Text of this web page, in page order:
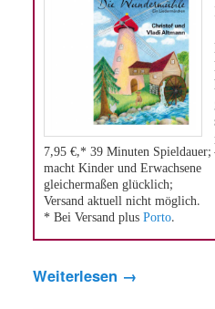
7,95 €,* 39 Minuten Spieldauer;
macht Kinder und Erwachsene
gleichermaßen glücklich;
Versand aktuell nicht möglich.
* Bei Versand plus Porto.
Weiterlesen →